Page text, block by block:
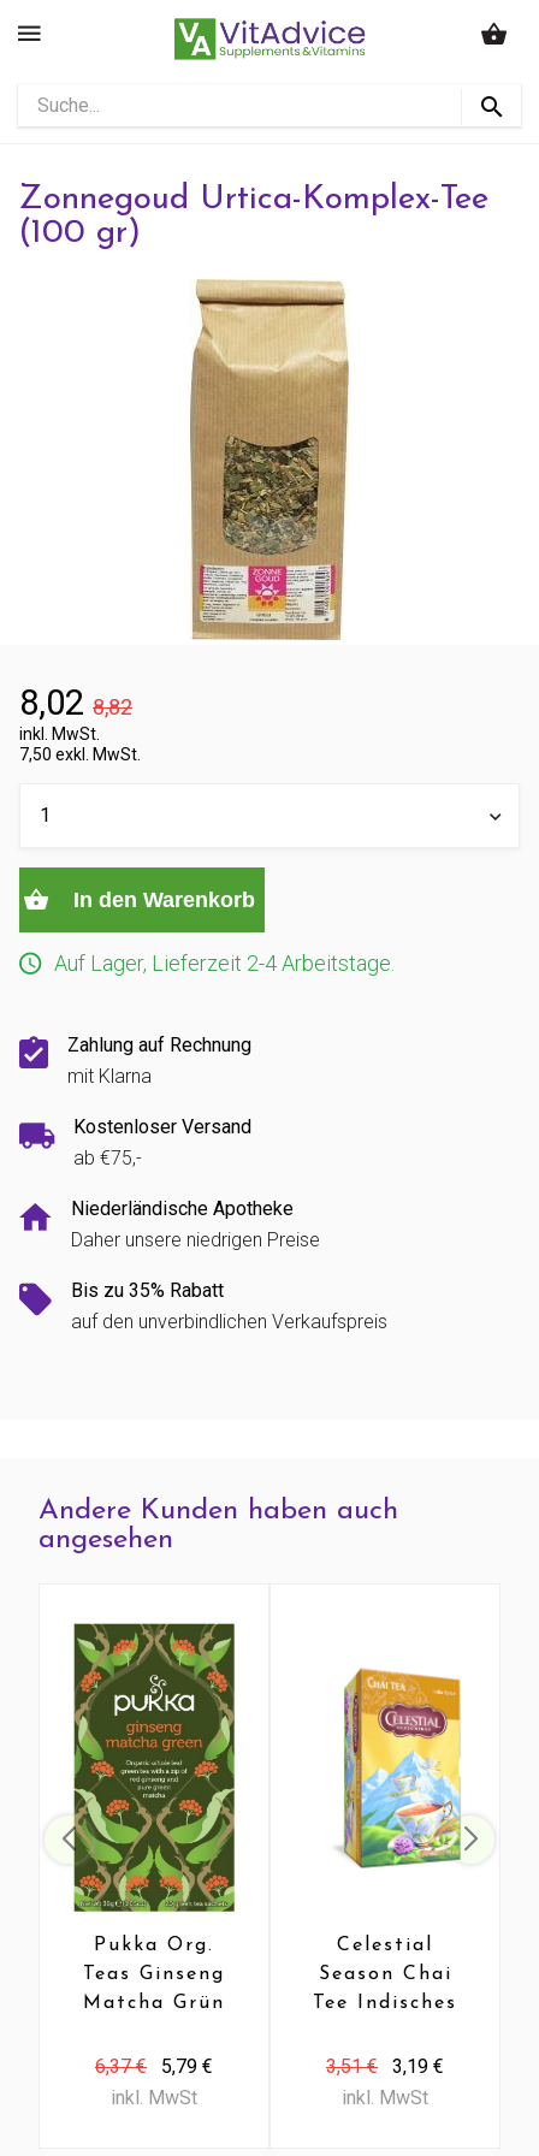
Zonnegoud Urtica-Komplex-Tee
(100 gr)
8,02 8,82
inkl. MwSt.
7,50 exkl. MwSt.
In den Warenkorb
Auf Lager, Lieferzeit 2-4 Arbeitstage.
Zahlung auf Rechnung
mit Klarna
Kostenloser Versand
ab €75,-
Niederländische Apotheke
Daher unsere niedrigen Preise
Bis zu 35% Rabatt
auf den unverbindlichen Verkaufspreis
Andere Kunden haben auch
angesehen
Pukka Org.
Teas Ginseng
Matcha Grün
Beutel)
6,37 €
5,79 €
inkl. MwSt
Celestial
Season Chai
Tee Indisches
Beutel 20
Beutel
3,51 €
3,19 €
inkl. MwSt